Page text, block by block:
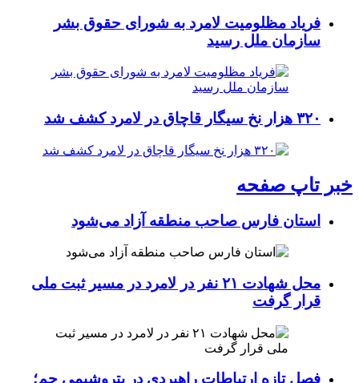
فریاد مظلومیت لامرد به شورای حقوق بشر
سازمان ملل رسید
۳۲۰ هزار نخ سیگار قاچاق در لامرد کشف شد
خبر تاپ صفحه
استان فارس صاحب منطقه آزاد می‌شود
محل شهادت ۲۱ نفر در لامرد در مسیر ثبت ملی
قرار گرفت
فصل تازه ارتباطات راهبردی در پتروشیمی جم؛